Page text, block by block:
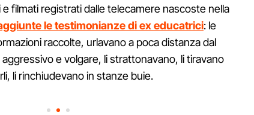
filmati registrati dalle telecamere nascoste nella
le testimonianze di ex educatrici: le
raccolte, urlavano a poca distanza dal
e volgare, li strattonavano, li tiravano
li rinchiudevano in stanze buie.